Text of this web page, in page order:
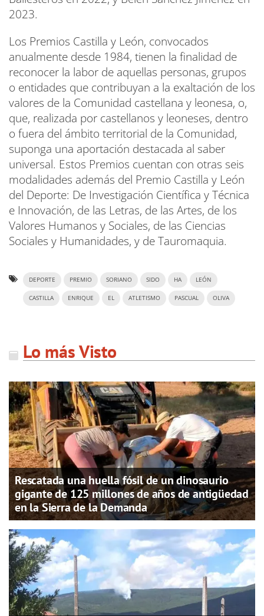
2023.
Los Premios Castilla y León, convocados
anualmente desde 1984, tienen la finalidad de
reconocer la labor de aquellas personas, grupos
o entidades que contribuyan a la exaltación de los
valores de la Comunidad castellana y leonesa, o,
que, realizada por castellanos y leoneses, dentro
o fuera del ámbito territorial de la Comunidad,
suponga una aportación destacada al saber
universal. Estos Premios cuentan con otras seis
modalidades además del Premio Castilla y León
del Deporte: De Investigación Científica y Técnica
e Innovación, de las Letras, de las Artes, de los
Valores Humanos y Sociales, de las Ciencias
Sociales y Humanidades, y de Tauromaquia.
DEPORTE PREMIO SORIANO SIDO HA LEÓN
CASTILLA ENRIQUE EL ATLETISMO PASCUAL OLIVA
Lo más Visto
Rescatada una huella fósil de un dinosaurio
gigante de 125 millones de años de antigüedad
en la Sierra de la Demanda